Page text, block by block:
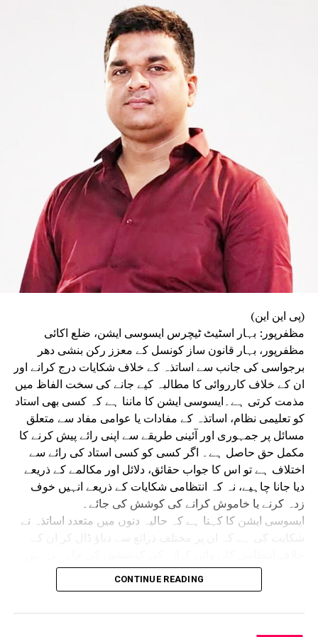
برسائیں، جو نہایت افسوسناک اور جمہوری اقدار
کے منافی ہے۔بہار پولیس نے ہجوم پر قابو پانے کے
لیے مقررہ گریڈیڈ ریسپانس ایکشن پلان (مرحلہ وار
ردِعمل کے ضابطۂ کار) پر عمل کیوں نہیں کیا؟
فائرنگ کا حکم دینے والے سینئر پولیس افسران کے
خلاف اب تک کوئی ٹھوس کارروائی کیوں نہیں کی گئی؟
طلبہ تحریک کے دوران پولیس کی مبینہ بربریت اور
کارروائی کی عدالتی نگرانی میں جانچ کرائی
جائے، وغیرہ مطالبات شامل ہیں۔
قائدِ حزبِ اختلاف تیجسوی یادو نے ڈائریکٹر جنرل آف پولیس
(ڈی جی پی) سے شکایت کرتے ہوئے کہا کہ بہار میں امن و
قانون کی صورتحال انتہائی ابتر ہو چکی ہے اور پولیس
انتظامیہ من مانی پر اتر آیا ہے۔ انہوں نے مطالبہ کیا کہ پولیس
کی من مانی پر روک لگائی جائے اور مستقبل میں اس طرح کے
واقعات کی دوبارہ تکرار روکنے کے لیے ضروری ہدایات جاری
کی جائیں۔
واضح رہے کہ گزشتہ ماہ طلبہ تحریک کے دوران بہار بھر میں
شدید احتجاجی مظاہرے ہوئے تھے۔ اس دوران احتجاج کرنے والے
طلبہ و طالبات اور پولیس اہلکاروں کے درمیان متعدد مقامات
پر جھڑپیں ہوئیں۔ کئی شہروں میں پتھراؤ اور لاٹھی چارج کے
واقعات میں مظاہرین طلبہ زخمی ہوئے تھے۔
سیوان میں طلبہ تحریک نے پُرتشدد رخ اختیار کر لیا تھا۔
اپوزیشن کا الزام ہے کہ پولیس نے مظاہرین پر گولیاں چلائیں،
جس کے نتیجے میں تین طلبہ زخمی ہو گئے تھے۔ بعد ازاں
سیوان کے سپرنٹنڈنٹ آف پولیس (ایس پی) پورن کمار جھا نے اے
کے-47 سے فائرنگ کرنے والے کانسٹیبل ابھیشیک کمار کو معطل
کر دیا تھا۔ ہاتھ میں اے کے-47 تھامے فائرنگ کرتے ایک پولیس
اہلکار کی ویڈیو بھی سوشل میڈیا پر بڑے پیمانے پر وائرل ہوئی
تھی۔
(پی این این)
مظفرپور: بہار اسٹیٹ ٹیچرس ایسوسی ایشن، ضلع اکائی
مظفرپور، بہار قانون ساز کونسل کے معزز رکن بنشی دھر
برجواسی کی جانب سے اساتذہ کے خلاف شکایات درج کرانے اور
ان کے خلاف کارروائی کا مطالبہ کیے جانے کی سخت الفاظ میں
مذمت کرتی ہے۔ایسوسی ایشن کا ماننا ہے کہ کسی بھی استاد
کو تعلیمی نظام، اساتذہ کے مفادات یا عوامی مفاد سے متعلق
مسائل پر جمہوری اور آئینی طریقے سے اپنی رائے پیش کرنے کا
مکمل حق حاصل ہے۔ اگر کسی کو کسی استاد کی رائے سے
اختلاف ہے تو اس کا جواب حقائق، دلائل اور مکالمے کے ذریعے
دیا جانا چاہیے، نہ کہ انتظامی شکایات کے ذریعے انہیں خوف
زدہ کرنے یا خاموش کرانے کی کوشش کی جائے۔
ایسوسی ایشن کا کہنا ہے کہ حالیہ دنوں میں متعدد اساتذہ نے
ان تمام شکایات کی غیر جانبدارانہ اور شفاف جانچ ہونی چاہیے
تاکہ یہ واضح ہو سکے کہ کہیں انتظامی نظام کا استعمال
CONTINUE READING